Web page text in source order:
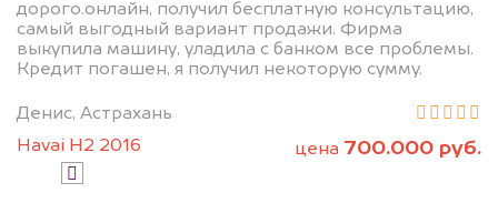
дорого.онлайн, получил бесплатную консультацию,
самый выгодный вариант продажи. Фирма
выкупила машину, уладила с банком все проблемы.
Кредит погашен, я получил некоторую сумму.
Денис, Астрахань
Havai H2 2016
цена 700.000 руб.